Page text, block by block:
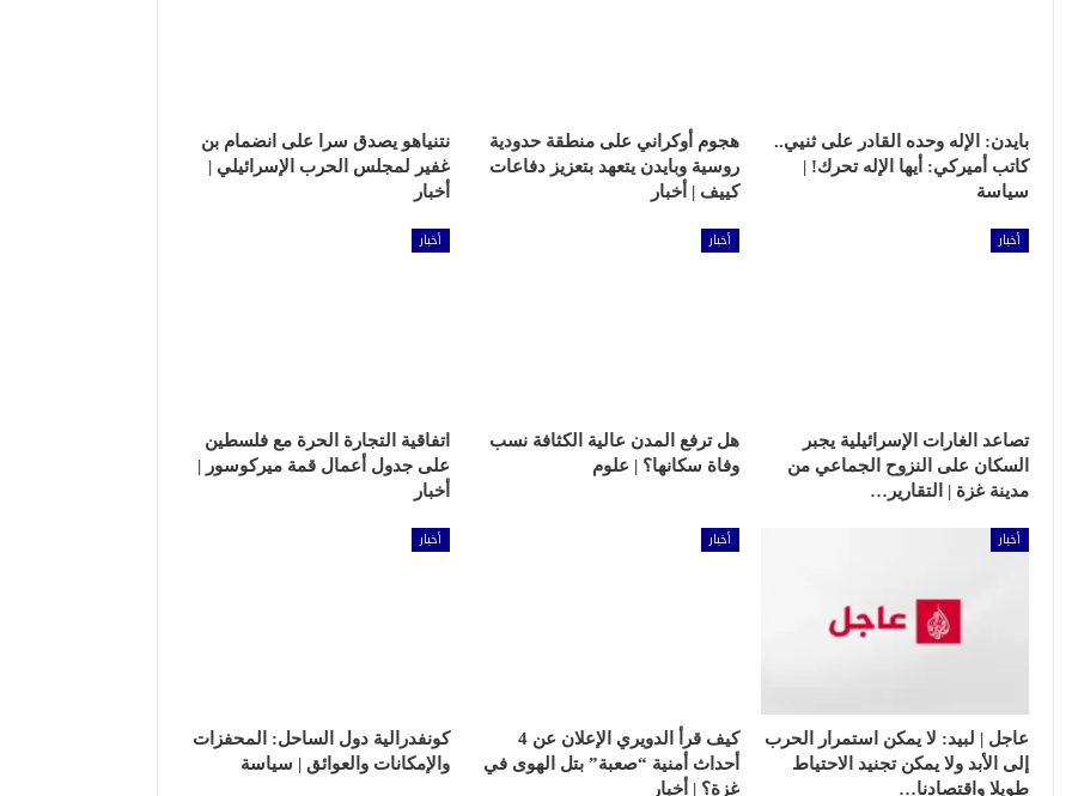
بايدن: الإله وحده القادر على ثنيي..
كاتب أميركي: أيها الإله تحرك! |
سياسة
هجوم أوكراني على منطقة حدودية
روسية وبايدن يتعهد بتعزيز دفاعات
كييف | أخبار
نتنياهو يصدق سرا على انضمام بن
غفير لمجلس الحرب الإسرائيلي |
أخبار
أخبار
تصاعد الغارات الإسرائيلية يجبر
السكان على النزوح الجماعي من
مدينة غزة | التقارير…
أخبار
هل ترفع المدن عالية الكثافة نسب
وفاة سكانها؟ | علوم
أخبار
اتفاقية التجارة الحرة مع فلسطين
على جدول أعمال قمة ميركوسور |
أخبار
أخبار
عاجل | لبيد: لا يمكن استمرار الحرب
إلى الأبد ولا يمكن تجنيد الاحتياط
طويلا واقتصادنا…
أخبار
كيف قرأ الدويري الإعلان عن 4
أحداث أمنية “صعبة” بتل الهوى في
غزة؟ | أخبار
أخبار
كونفدرالية دول الساحل: المحفزات
والإمكانات والعوائق | سياسة